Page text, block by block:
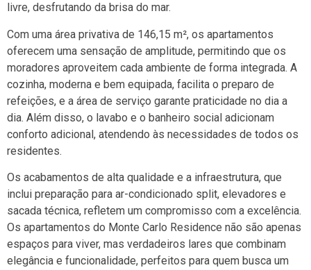
livre, desfrutando da brisa do mar.
Com uma área privativa de 146,15 m², os apartamentos
oferecem uma sensação de amplitude, permitindo que os
moradores aproveitem cada ambiente de forma integrada. A
cozinha, moderna e bem equipada, facilita o preparo de
refeições, e a área de serviço garante praticidade no dia a
dia. Além disso, o lavabo e o banheiro social adicionam
conforto adicional, atendendo às necessidades de todos os
residentes.
Os acabamentos de alta qualidade e a infraestrutura, que
inclui preparação para ar-condicionado split, elevadores e
sacada técnica, refletem um compromisso com a excelência.
Os apartamentos do Monte Carlo Residence não são apenas
espaços para viver, mas verdadeiros lares que combinam
elegância e funcionalidade, perfeitos para quem busca um